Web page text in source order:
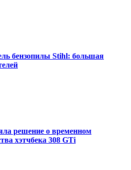
бензопилы Stihl: большая
решение о временном
хэтчбека 308 GTi